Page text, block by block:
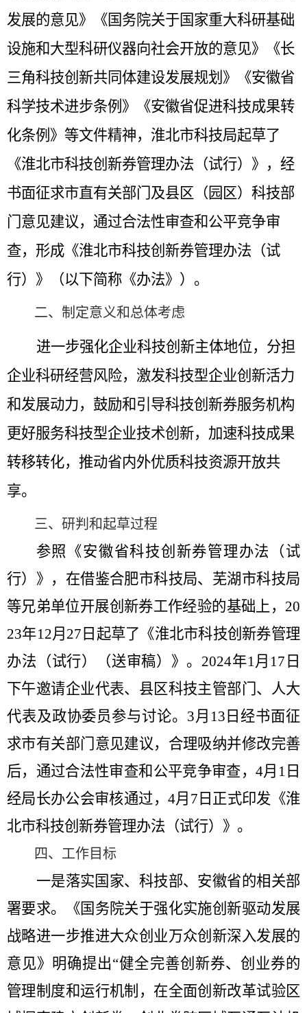
发展的意见》《国务院关于国家重大科研基础
设施和大型科研仪器向社会开放的意见》《长
三角科技创新共同体建设发展规划》《安徽省
科学技术进步条例》《安徽省促进科技成果转
化条例》等文件精神，淮北市科技局起草了
《淮北市科技创新券管理办法（试行）》，经
书面征求市直有关部门及县区（园区）科技部
门意见建议，通过合法性审查和公平竞争审
查，形成《淮北市科技创新券管理办法（试
行）》（以下简称《办法》）。
二、 制定意义和总体考虑
进一步强化企业科技创新主体地位，分担
企业科研经营风险，激发科技型企业创新活力
和发展动力，鼓励和引导科技创新券服务机构
更好服务科技型企业技术创新，加速科技成果
转移转化，推动省内外优质科技资源开放共
享。
三、 研判和起草过程
参照《安徽省科技创新券管理办法（试
行）》，在借鉴合肥市科技局、芜湖市科技局
等兄弟单位开展创新券工作经验的基础上，20
23年12月 27 日 起草了《淮北市科技创新券管理
办法（试行）（送审稿）》。 2024年1 月 17 日
下午邀请企业代表、县区科技主管部门、人大
代表及政协委员参与讨论。 3月 13 日经书面征
求市有关部门意见建议，合理吸纳并修改完善
后，通过合法性审查和公平竞争审查， 4月 1 日
经局长办公会审核通过， 4月 7 日正式印发 《淮
北市科技创新券管理办法（试行）》 。
四、 工作目标
一是落实国家、科技部、安徽省的相关部
署要求。《国务院关于强化实施创新驱动发展
战略进一步推进大众创业万众创新深入发展的
意见》明确提出“健全完善创新券、创业券的
管理制度和运行机制，在全面创新改革试验区